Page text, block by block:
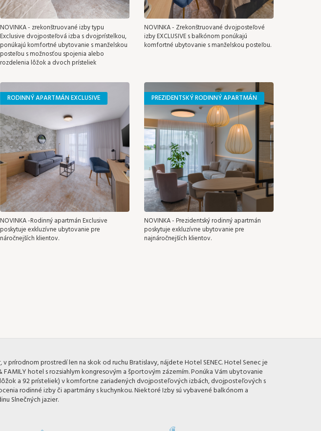
NOVINKA - zrekonštruované izby typu
Exclusive dvojposteľová izba s dvojprístelkou,
ponúkajú komfortné ubytovanie s manželskou
posteľou s možnosťou spojenia alebo
rozdelenia lôžok a dvoch prísteliek
NOVINKA - Zrekonštruované dvojposteľové
izby EXCLUSIVE s balkónom ponúkajú
komfortné ubytovanie s manželskou posteľou.
RODINNÝ APARTMÁN EXCLUSIVE
NOVINKA -Rodinný apartmán Exclusive
poskytuje exkluzívne ubytovanie pre
náročnejších klientov.
PREZIDENTSKÝ RODINNÝ APARTMÁN
NOVINKA - Prezidentský rodinný apartmán
poskytuje exkluzívne ubytovanie pre
najnáročnejších klientov.
v prírodnom prostredí len na skok od ruchu Bratislavy, nájdete Hotel SENEC. Hotel Senec je
FAMILY hotel s rozsiahlym kongresovým a športovým zázemím. Ponúka Vám ubytovanie
lôžok a 92 prísteliek) v komfortne zariadených dvojposteľových izbách, dvojposteľových s
rodinné izby či apartmány s kuchynkou. Niektoré Izby sú vybavené balkónom a
Slnečných jazier.